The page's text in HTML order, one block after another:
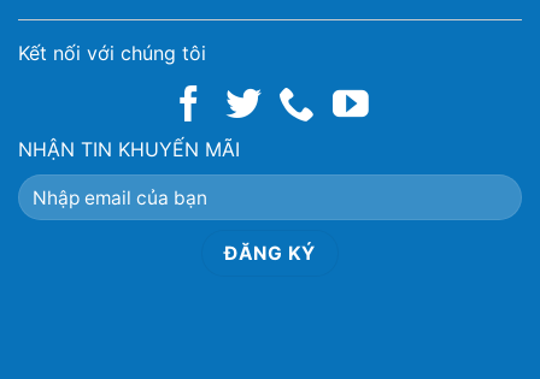
Kết nối với chúng tôi
NHẬN TIN KHUYẾN MÃI